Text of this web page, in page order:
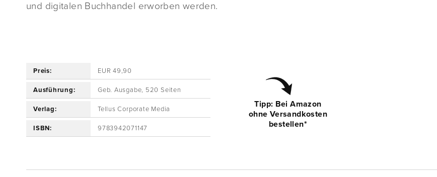
und digitalen Buchhandel erworben werden.
Preis: EUR 49,90
Ausführung: Geb. Ausgabe, 520 Seiten
Verlag: Tellus Corporate Media
ISBN: 9783942071147
Tipp: Bei Amazon
ohne Versandkosten
bestellen*